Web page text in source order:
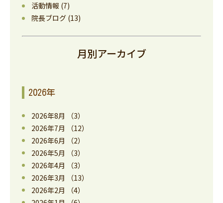
活動情報 (7)
院長ブログ(13)
月別アーカイブ
2026年
2026年8月
（3）
2026年7月
（12）
2026年6月
（2）
2026年5月
（3）
2026年4月
（3）
2026年3月
（13）
2026年2月
（4）